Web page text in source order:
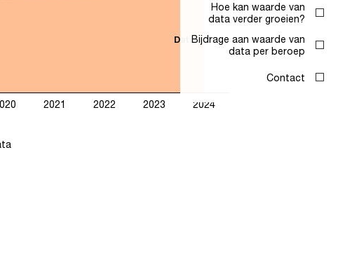
Hoe kan waarde van
data verder groeien?
Bijdrage aan waarde van
data per beroep
Contact
Data
2021 2022 2023 2024